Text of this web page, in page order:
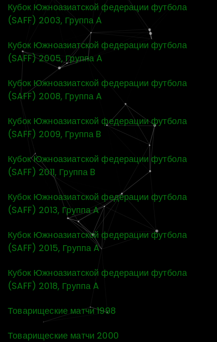
Кубок Южноазиатской федерации футбола
(SAFF) 2003, Группа A
Кубок Южноазиатской федерации футбола
(SAFF) 2005, Группа A
Кубок Южноазиатской федерации футбола
(SAFF) 2008, Группа A
Кубок Южноазиатской федерации футбола
(SAFF) 2009, Группа B
Кубок Южноазиатской федерации футбола
(SAFF) 2011, Группа B
Кубок Южноазиатской федерации футбола
(SAFF) 2013, Группа A
Кубок Южноазиатской федерации футбола
(SAFF) 2015, Группа A
Кубок Южноазиатской федерации футбола
(SAFF) 2018, Группа A
Товарищеские матчи 1998
Товарищеские матчи 2000